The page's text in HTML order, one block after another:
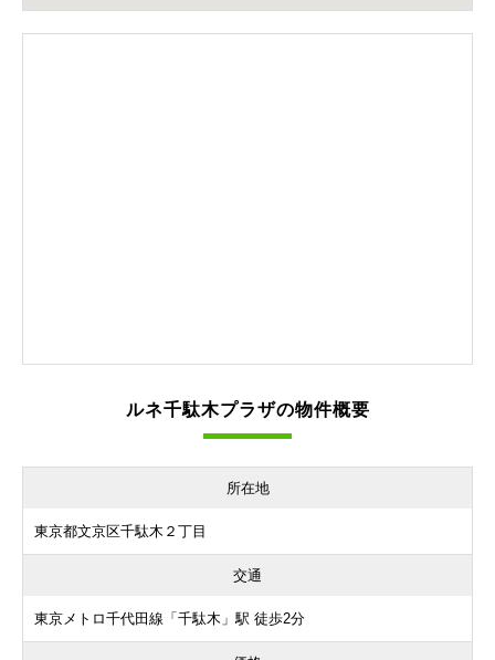
ルネ千駄木プラザの物件概要
所在地
東京都文京区千駄木２丁目
交通
東京メトロ千代田線「千駄木」駅 徒歩2分